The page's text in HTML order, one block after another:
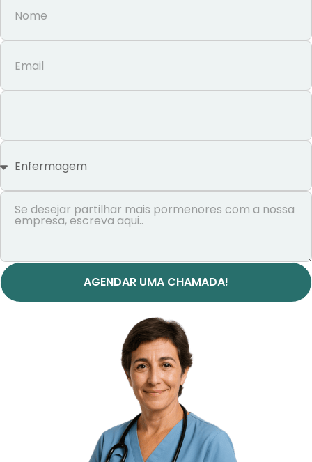
AGENDAR UMA CHAMADA!